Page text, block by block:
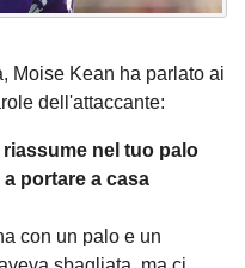
Moise Kean ha parlato ai
dell'attaccante:
nel tuo palo
portare a casa
con un palo e un